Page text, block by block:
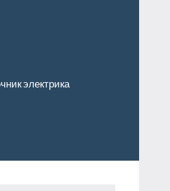
электрика